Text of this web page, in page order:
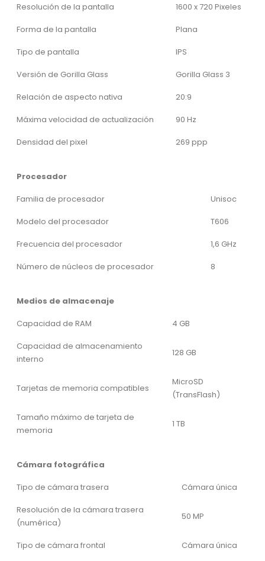
Resolución de la pantalla
1600 x 720 Pixeles
Forma de la pantalla
Plana
Tipo de pantalla
IPS
Versión de Gorilla Glass
Gorilla Glass 3
Relación de aspecto nativa
20:9
Máxima velocidad de actualización
90 Hz
Densidad del pixel
269 ppp
Procesador
Familia de procesador
Unisoc
Modelo del procesador
T606
Frecuencia del procesador
1,6 GHz
Número de núcleos de procesador
8
Medios de almacenaje
Capacidad de RAM
4 GB
Capacidad de almacenamiento
interno
128 GB
Tarjetas de memoria compatibles
MicroSD
(TransFlash)
Tamaño máximo de tarjeta de
memoria
1 TB
Cámara fotográfica
Tipo de cámara trasera
Cámara única
Resolución de la cámara trasera
(numérica)
50 MP
Tipo de cámara frontal
Cámara única